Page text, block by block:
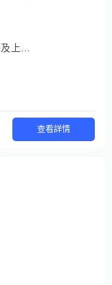
固定
查看詳情